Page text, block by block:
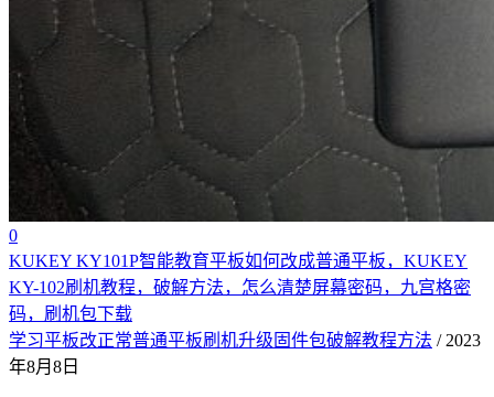
0
KUKEY KY101P智能教育平板如何改成普通平板，KUKEY
KY-102刷机教程，破解方法，怎么清楚屏幕密码，九宫格密
码，刷机包下载
学习平板改正常普通平板刷机升级固件包破解教程方法 / 2023
年8月8日